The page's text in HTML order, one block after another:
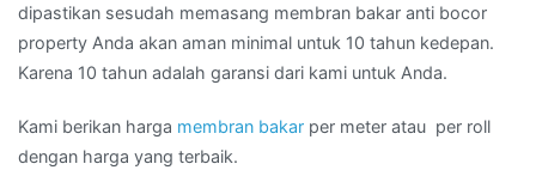
dipastikan sesudah memasang membran bakar anti bocor
property Anda akan aman minimal untuk 10 tahun kedepan.
Karena 10 tahun adalah garansi dari kami untuk Anda.
Kami berikan harga membran bakar per meter atau per roll
dengan harga yang terbaik.